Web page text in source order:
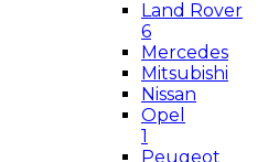
Land Rover
6
Mercedes
Mitsubishi
Nissan
Opel
1
Peugeot